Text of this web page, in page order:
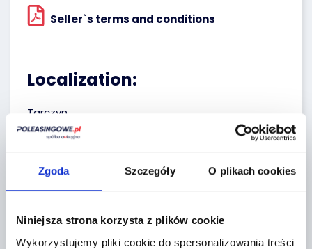
Zgoda Szczegóły O plikach cookies
Niniejsza strona korzysta z plików cookie
Wykorzystujemy pliki cookie do spersonalizowania treści
Seller`s terms and conditions
Localization:
Tarczyn,
Żytnia 2
+
−